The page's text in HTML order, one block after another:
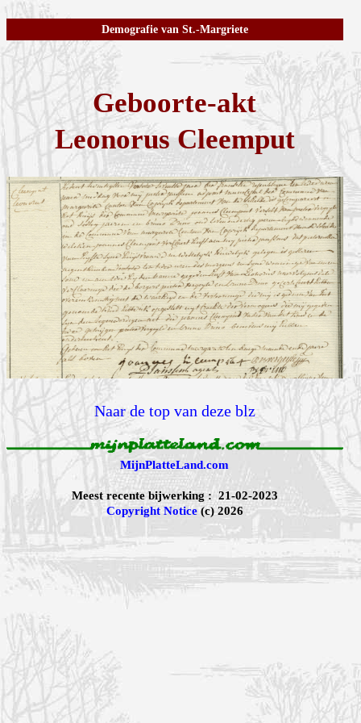
Demografie van St.-Margriete
Geboorte-akt
Leonorus Cleemput
Naar de top van deze blz
MijnPlatteLand.com
Meest recente bijwerking : 21-02-2023
Copyright Notice(c) 2026